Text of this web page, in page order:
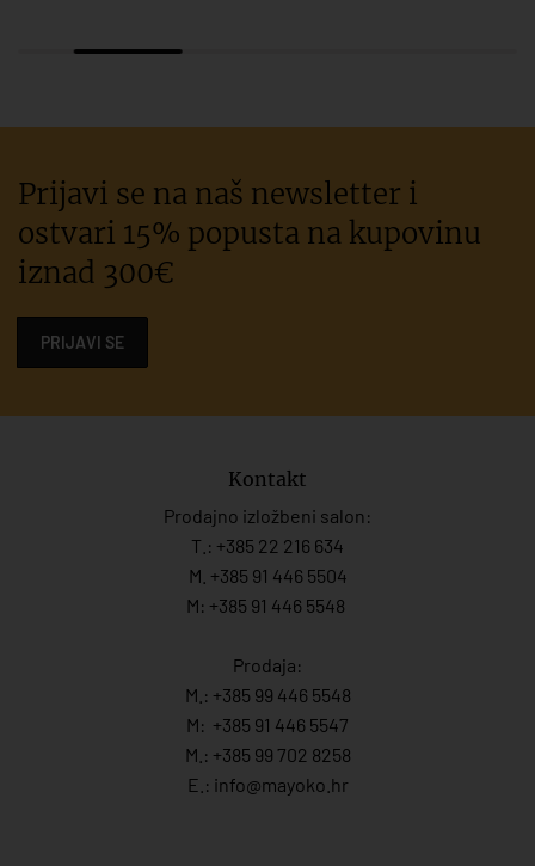
Prijavi se na naš newsletter i
ostvari 15% popusta na kupovinu
iznad 300€
PRIJAVI SE
Kontakt
Prodajno izložbeni salon:
T.: +385 22 216 634
M. +385 91 446 5504
M: +385 91 446 5548
Prodaja:
M.: +385 99 446 5548
M: +385 91 446 5547
M.: +385 99 702 8258
E.: info@mayoko. hr